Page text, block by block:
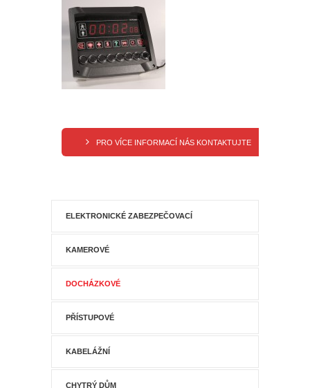
PRO VÍCE INFORMACÍ NÁS KONTAKTUJTE
ELEKTRONICKÉ ZABEZPEČOVACÍ
KAMEROVÉ
DOCHÁZKOVÉ
PŘÍSTUPOVÉ
KABELÁŽNÍ
CHYTRÝ DŮM